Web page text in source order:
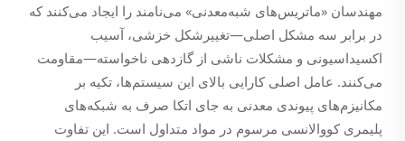
مهندسان «ماتریس‌های شبه‌معدنی» می‌نامند را ایجاد می‌کنند که
در برابر سه مشکل اصلی—تغییرشکل خزشی، آسیب
اکسیداسیونی و مشکلات ناشی از گازدهی ناخواسته—مقاومت
می‌کنند. عامل اصلی کارایی بالای این سیستم‌ها، تکیه بر
مکانیزم‌های پیوندی معدنی به جای اتکا صرف به شبکه‌های
پلیمری کووالانسی مرسوم در مواد متداول است. این تفاوت